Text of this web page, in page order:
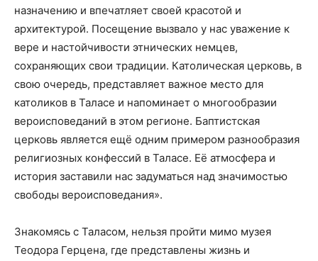
назначению и впечатляет своей красотой и
архитектурой. Посещение вызвало у нас уважение к
вере и настойчивости этнических немцев,
сохраняющих свои традиции. Католическая церковь, в
свою очередь, представляет важное место для
католиков в Таласе и напоминает о многообразии
вероисповеданий в этом регионе. Баптистская
церковь является ещё одним примером разнообразия
религиозных конфессий в Таласе. Её атмосфера и
история заставили нас задуматься над значимостью
свободы вероисповедания».
Знакомясь с Таласом, нельзя пройти мимо музея
Теодора Герцена, где представлены жизнь и